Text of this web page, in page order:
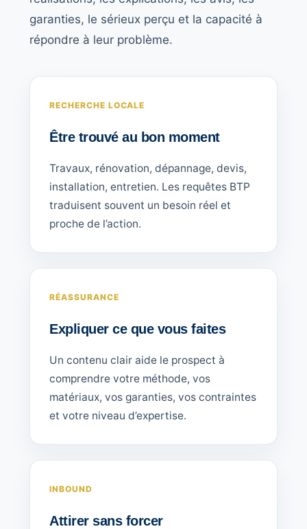
garanties, le sérieux perçu et la capacité à
répondre à leur problème.
RECHERCHE LOCALE
Être trouvé au bon moment
Travaux, rénovation, dépannage, devis,
installation, entretien. Les requêtes BTP
traduisent souvent un besoin réel et
proche de l’action.
RÉASSURANCE
Expliquer ce que vous faites
Un contenu clair aide le prospect à
comprendre votre méthode, vos
matériaux, vos garanties, vos contraintes
et votre niveau d’expertise.
INBOUND
Attirer sans forcer